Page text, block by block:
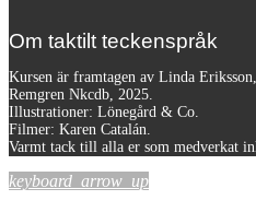
Om taktilt teckenspråk
Kursen är framtagen av Linda
Remgren Nkcdb, 2025.
Illustrationer: Lönegård & Co.
Filmer: Karen Catalán.
Varmt tack till alla er som medverkat
keyboard_arrow_up